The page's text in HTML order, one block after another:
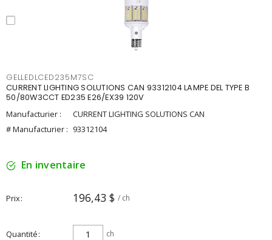
GELLEDLCED235M7SC
CURRENT LIGHTING SOLUTIONS CAN 93312104 LAMPE DEL TYPE B
50/80W3CCT ED235 E26/EX39 120V
Manufacturier :
CURRENT LIGHTING SOLUTIONS CAN
# Manufacturier : 93312104
En inventaire
Prix 196,43 $ / ch
Quantité ch